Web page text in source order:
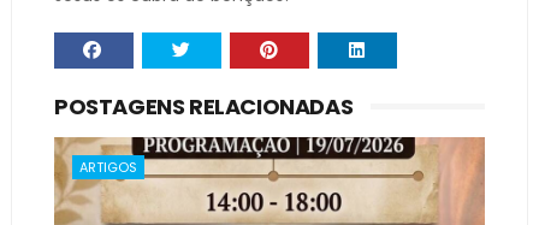
POSTAGENS RELACIONADAS
ARTIGOS